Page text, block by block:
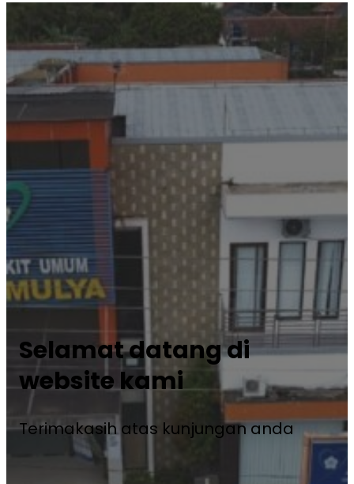
Selamat datang di
website kami
Terimakasih atas kunjungan anda